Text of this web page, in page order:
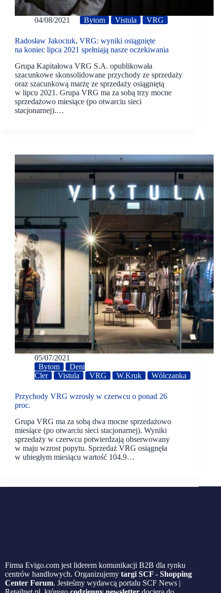
04/08/2021 Bytom Vistula VRG
Radosław Jakociuk, VRG: wyniki osiągnięte
na koniec lipca 2021 spełniają nasze oczekiwania
Grupa Kapitałowa VRG S.A. opublikowała
szacunkowe skonsolidowane przychody ze sprzedaży
oraz szacunkową marżę ze sprzedaży osiągniętą
w lipcu 2021. Grupa VRG ma za sobą trzy mocne
sprzedażowo miesiące (po otwarciu sieci
stacjonarnej).…
05/07/2021
Bytom
Deni
Cler
Vistula VRG W.Kruk Wólczanka
Przychody VRG wzrosły w czerwcu o ponad 26
proc.
Grupa VRG ma za sobą dwa mocne sprzedażowo
miesiące (po otwarciu sieci stacjonarnej). Wyniki
sprzedaży w czerwcu potwierdzają obserwowany
w maju wzrost popytu. Sprzedaż VRG osiągnęła
w ubiegłym miesiącu wartość 104,9…
Firma Evigo.com jest liderem komunikacji B2B dla rynku
centrów handlowych. Organizujemy targi SCF - Shopping
Center Forum. Jesteśmy wydawcą portalu SCF News |